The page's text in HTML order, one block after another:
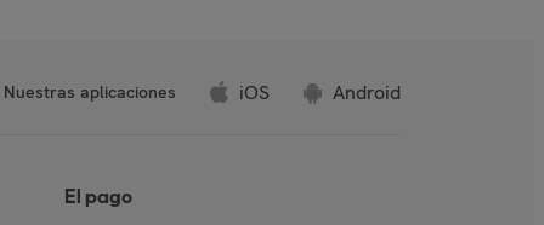
Nuestras aplicaciones iOS Android
El pago